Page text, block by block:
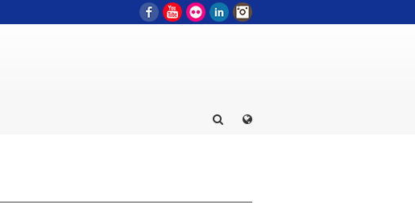
FacebookYouTube
Flickr LinkedIn